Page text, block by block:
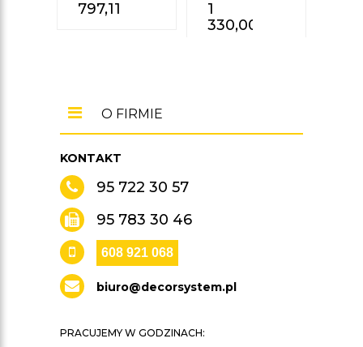
797,11
1
330,00
KONTAKT
95 722 30 57
95 783 30 46
608 921 068
biuro@decorsystem.pl
PRACUJEMY W GODZINACH:
O FIRMIE